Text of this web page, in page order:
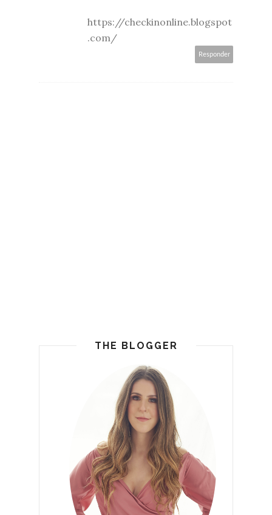
https://checkinonline.blogspot
.com/
Responder
THE BLOGGER